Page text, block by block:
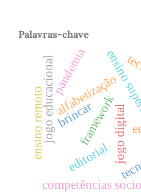
Palavras-chave
alfabetização
jogo digital
competências
framework
jogo educacionalpandemia
ensino remoto editorial
brincar